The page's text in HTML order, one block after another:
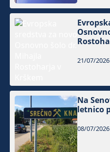
21/07/2026
Na
letnico
08/07/2026